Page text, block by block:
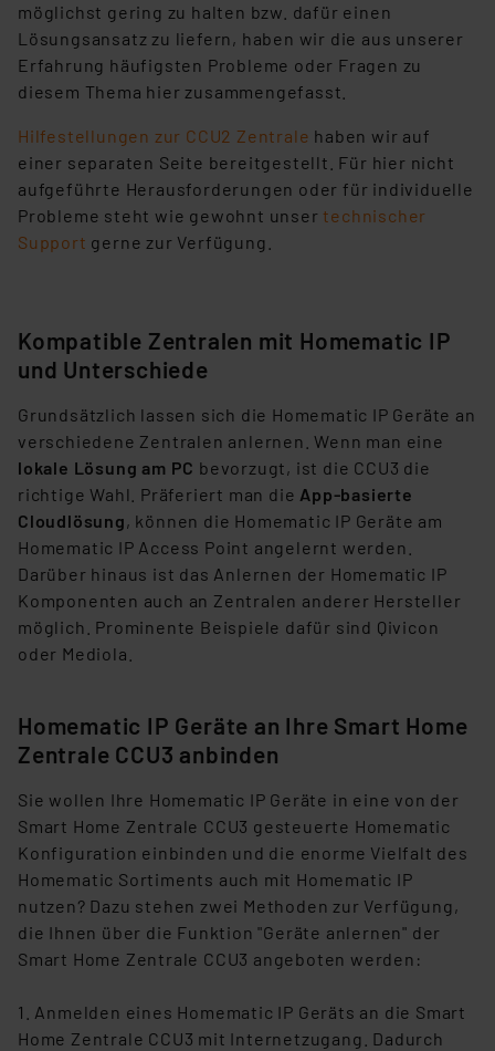
möglichst gering zu halten bzw. dafür einen
Lösungsansatz zu liefern, haben wir die aus unserer
Erfahrung häufigsten Probleme oder Fragen zu
diesem Thema hier zusammengefasst.
Hilfestellungen zur CCU2 Zentrale haben wir auf
einer separaten Seite bereitgestellt. Für hier nicht
aufgeführte Herausforderungen oder für individuelle
Probleme steht wie gewohnt unsertechnischer
Support gerne zur Verfügung.
Kompatible Zentralen mit Homematic IP
und Unterschiede
Grundsätzlich lassen sich die Homematic IP Geräte an
verschiedene Zentralen anlernen. Wenn man eine
lokale Lösung am PC bevorzugt, ist die CCU3 die
richtige Wahl. Präferiert man die App-basierte
Cloudlösung, können die Homematic IP Geräte am
Homematic IP Access Point angelernt werden.
Darüber hinaus ist das Anlernen der Homematic IP
Komponenten auch an Zentralen anderer Hersteller
möglich. Prominente Beispiele dafür sind Qivicon
oder Mediola.
Homematic IP Geräte an Ihre Smart Home
Zentrale CCU3 anbinden
Sie wollen Ihre Homematic IP Geräte in eine von der
Smart Home Zentrale CCU3 gesteuerte Homematic
Konfiguration einbinden und die enorme Vielfalt des
Homematic Sortiments auch mit Homematic IP
nutzen? Dazu stehen zwei Methoden zur Verfügung,
die Ihnen über die Funktion "Geräte anlernen" der
Smart Home Zentrale CCU3 angeboten werden:
1. Anmelden eines Homematic IP Geräts an die Smart
Home Zentrale CCU3 mit Internetzugang Dadurch